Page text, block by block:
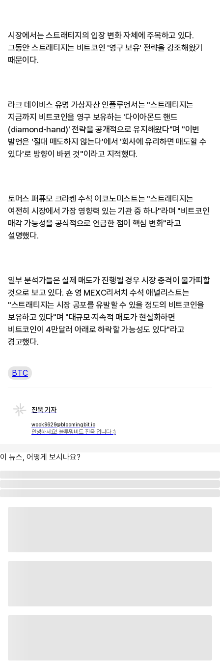
시장에서는 스트래티지의 입장 변화 자체에 주목하고 있다.
그동안 스트래티지는 비트코인 '영구 보유' 전략을 강조해왔기
때문이다.
라크 데이비스 유명 가상자산 인플루언서는 "스트래티지는
지금까지 비트코인을 영구 보유하는 '다이아몬드 핸드
(diamond-hand)' 전략을 공개적으로 유지해왔다"며 "이번
발언은 '절대 매도하지 않는다'에서 '회사에 유리하면 매도할 수
있다'로 방향이 바뀐 것"이라고 지적했다.
토머스 퍼퓨모 크라켄 수석 이코노미스트는 "스트래티지는
여전히 시장에서 가장 영향력 있는 기관 중 하나"라며 "비트코인
매각 가능성을 공식적으로 언급한 점이 핵심 변화"라고
설명했다.
일부 분석가들은 실제 매도가 진행될 경우 시장 충격이 불가피할
것으로 보고 있다. 숀 영 MEXC리서치 수석 애널리스트는
"스트래티지는 시장 공포를 유발할 수 있을 정도의 비트코인을
보유하고 있다"며 "대규모·지속적 매도가 현실화하면
비트코인이 4만달러 아래로 하락할 가능성도 있다"라고
경고했다.
BTC
진욱 기자
wook9629@bloomingbit.io
안녕하세요! 블루밍비트 진욱 입니다 :)
이 뉴스, 어떻게 보시나요?